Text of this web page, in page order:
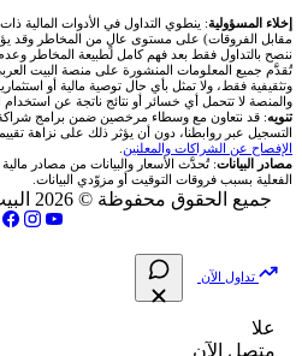
اكس تي بي XTB
انتراكتيف بروكرز IBKR
شركات تداول في الأردن
شركات تداول في العراق
شركات تداول في فلسطين
🇶🇦 بورصة قطر
🇯🇴 بورصة عمّان
🇧🇭 بورصة البحرين
📊 حاسبة قيمة النقطة
💰 حاسبة ربح الفوركس
📌 حاسبة النقاط المحورية
📏 حاسبة حجم المركز
📈 حاسبة عائد التداول
✍️ اكتب تحليلك
🥇 سعر الذهب اليوم
🥇 أسعار الذهب والمعادن
💱 أسعار العملات والفوركس
💵 سعر الريال السعودي في
📅 المؤشرات الاقتصادية
من نحن
تواصل معنا
فريق المؤلفين
مقالات تعليمية
سياسة تقييم الشركات
إخلاء المسؤولية: ينطوي التداول في الأدوات المالية
مقابل الفروقات) على مستوى عالٍ من المخاطر وقد
ننصح بالتداول فقط بعد فهم كامل لطبيعة المخاطر
تُقدَّم جميع المعلومات المنشورة على منصة البيت
وتثقيفية فقط، ولا تمثل بأي حال توصية مالية أو
والمنصة لا تتحمل أي خسائر أو نتائج ناتجة عن استخدام
تنويه: قد نتعاون مع وسطاء مرخصين ضمن برامج
التسجيل عبر روابطنا، دون أن يؤثر ذلك على نزاهة
الإفصاح عن الشراكات والمعلنين
مصادر البيانات: تُحدَّث الأسعار والبيانات من مصادر
الفعلية بسبب فروقات التوقيت أو مزوّدي البيانات.
جميع الحقوق محفوظة © 2026 البيت العربي ·
تداول الآن
علا
متصل الآن